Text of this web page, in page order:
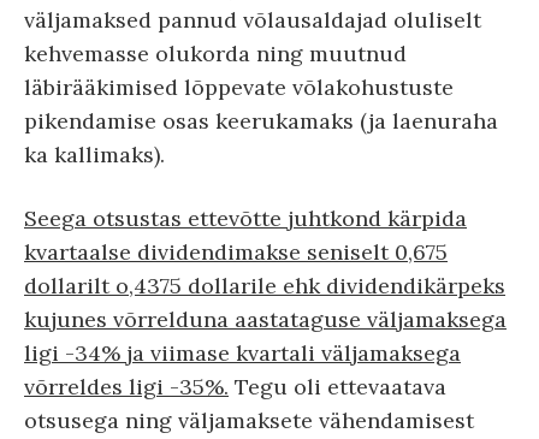
väljamaksed pannud võlausaldajad oluliselt
kehvemasse olukorda ning muutnud
läbirääkimised lõppevate võlakohustuste
pikendamise osas keerukamaks (ja laenuraha
ka kallimaks).
Seega otsustas ettevõtte juhtkond kärpida
kvartaalse dividendimakse seniselt 0,675
dollarilt o,4375 dollarile ehk dividendikärpeks
kujunes võrrelduna aastataguse väljamaksega
ligi -34% ja viimase kvartali väljamaksega
võrreldes ligi -35%. Tegu oli ettevaatava
otsusega ning väljamaksete vähendamisest